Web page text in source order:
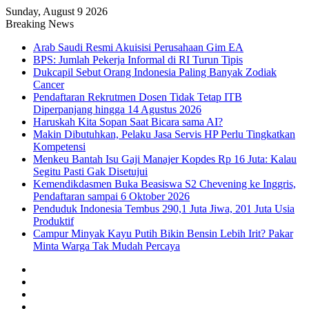
Sunday, August 9 2026
Breaking News
Arab Saudi Resmi Akuisisi Perusahaan Gim EA
BPS: Jumlah Pekerja Informal di RI Turun Tipis
Dukcapil Sebut Orang Indonesia Paling Banyak Zodiak
Cancer
Pendaftaran Rekrutmen Dosen Tidak Tetap ITB
Diperpanjang hingga 14 Agustus 2026
Haruskah Kita Sopan Saat Bicara sama AI?
Makin Dibutuhkan, Pelaku Jasa Servis HP Perlu Tingkatkan
Kompetensi
Menkeu Bantah Isu Gaji Manajer Kopdes Rp 16 Juta: Kalau
Segitu Pasti Gak Disetujui
Kemendikdasmen Buka Beasiswa S2 Chevening ke Inggris,
Pendaftaran sampai 6 Oktober 2026
Penduduk Indonesia Tembus 290,1 Juta Jiwa, 201 Juta Usia
Produktif
Campur Minyak Kayu Putih Bikin Bensin Lebih Irit? Pakar
Minta Warga Tak Mudah Percaya